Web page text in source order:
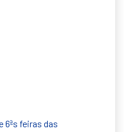
6ªs feiras das